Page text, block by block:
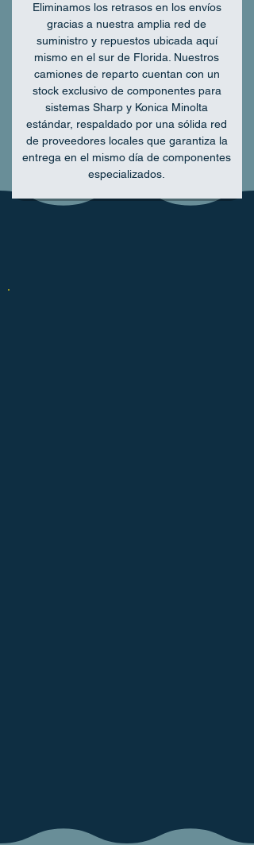
Eliminamos los retrasos en los envíos
gracias a nuestra amplia red de
suministro y repuestos ubicada aquí
mismo en el sur de Florida. Nuestros
camiones de reparto cuentan con un
stock exclusivo de componentes para
sistemas Sharp y Konica Minolta
estándar, respaldado por una sólida red
de proveedores locales que garantiza la
entrega en el mismo día de componentes
especializados.